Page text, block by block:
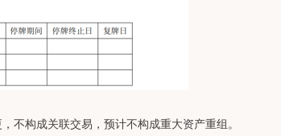
构成关联交易，预计不构成重大资产重组。